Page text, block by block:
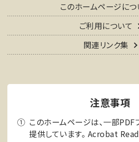
このホームページにつ
ご利用について
関連リンク集
注意事項
このホームページは、一部PDF
提供しています。 Acrobat